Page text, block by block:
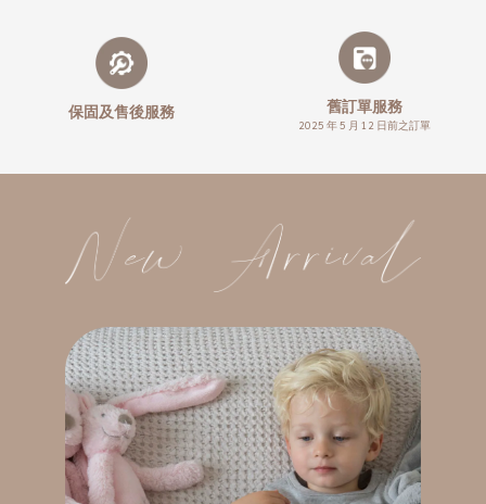
保固及售後服務 舊訂單服務
2025 年 5 月 12 日前之訂單